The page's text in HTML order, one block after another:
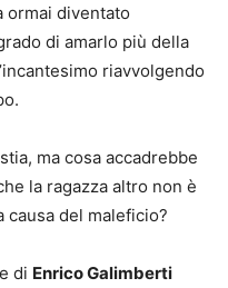
ormai diventato
di amarlo più della
riavvolgendo
ma cosa accadrebbe
la ragazza altro non è
causa del maleficio?
di Enrico Galimberti